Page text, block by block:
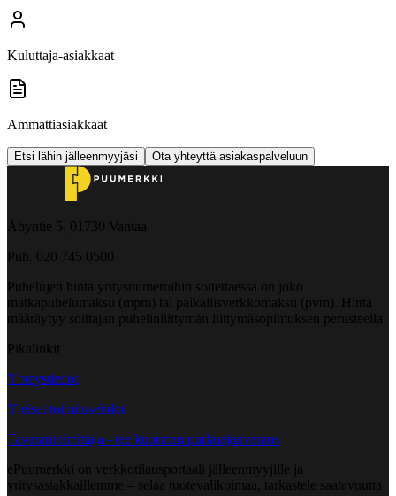
Kuluttaja-asiakkaat
Ammattiasiakkaat
Etsi lähin jälleenmyyjäsi Ota yhteyttä asiakaspalveluun
Åbyntie 5, 01730 Vantaa
Puh. 020 745 0500
Puhelujen hinta yritysnumeroihin soitettaessa on joko
matkapuhelumaksu (mpm) tai paikallisverkkomaksu (pvm). Hinta
määräytyy soittajan puhelinliittymän liittymäsopimuksen perusteella.
Pikalinkit
Yhteystiedot
Yleiset toimitusehdot
Tavarantoimittaja - tee kuorman purkuajanvaraus
ePuumerkki on verkkotilausportaali jälleenmyyjille ja
yritysasiakkaillemme – selaa tuotevalikoimaa, tarkastele saatavuutta